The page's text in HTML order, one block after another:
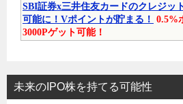
SBI証券x三井住友カードのクレジッ
可能に！Vポイントが貯まる！ 0.5%
3000Pゲット可能！
未来のIPO株を持てる可能性